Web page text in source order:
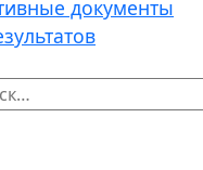
документы